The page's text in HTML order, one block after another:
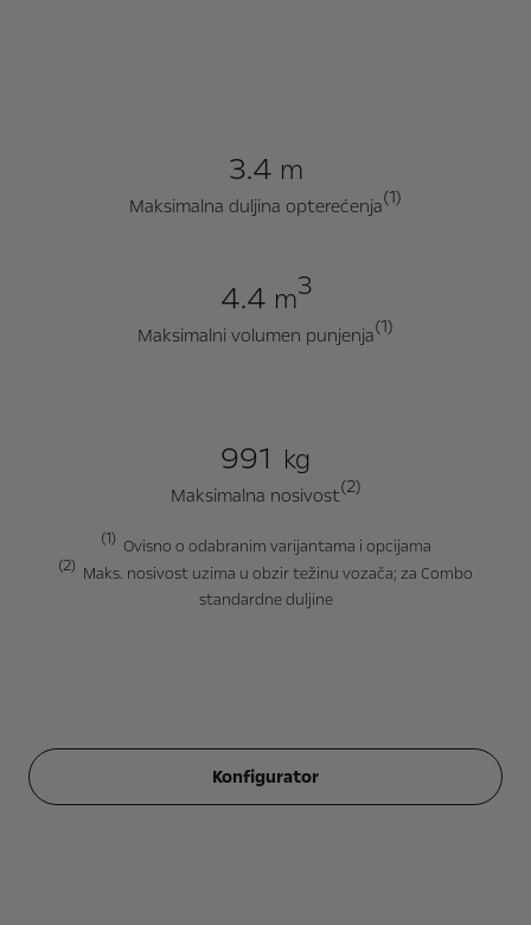
3.4 m
Maksimalna duljina opterećenja(1)
4.4 m3
Maksimalni volumen punjenja(1)
991 kg
Maksimalna nosivost(2)
(1) Ovisno o odabranim varijantama i opcijama
(2) Maks. nosivost uzima u obzir težinu vozača; za Combo
standardne duljine
Konfigurator